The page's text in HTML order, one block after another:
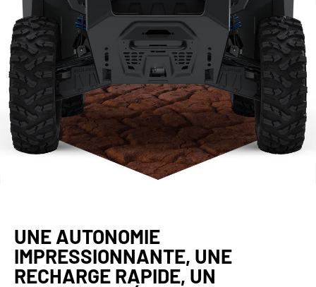
UNE AUTONOMIE
IMPRESSIONNANTE, UNE
RECHARGE RAPIDE, UN